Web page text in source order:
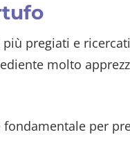
pregiati e
molto
per